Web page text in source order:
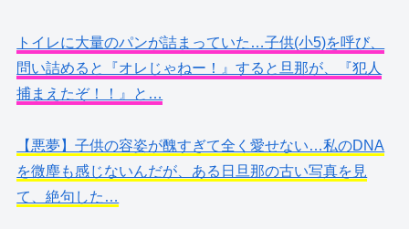
トイレに大量のパンが詰まっていた…子供(小5)を呼び、
問い詰めると『オレじゃねー！』すると旦那が、『犯人
捕まえたぞ！！』と…
【悪夢】子供の容姿が醜すぎて全く愛せない…私のDNA
を微塵も感じないんだが、ある日旦那の古い写真を見
て、絶句した…